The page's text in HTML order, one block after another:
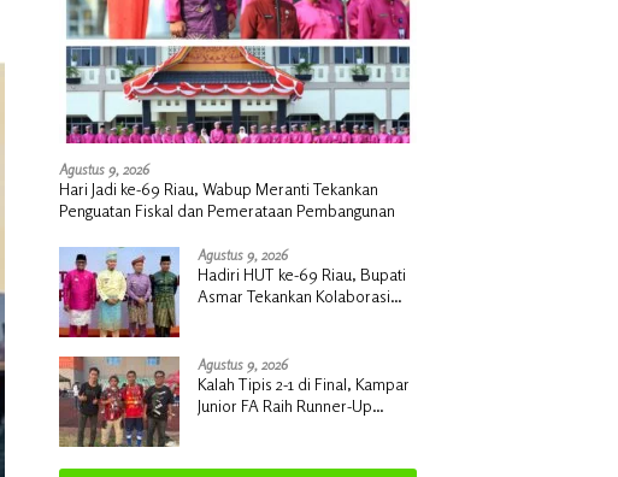
Agustus 9, 2026
Hari Jadi ke-69 Riau, Wabup Meranti Tekankan
Penguatan Fiskal dan Pemerataan Pembangunan
Agustus 9, 2026
Hadiri HUT ke-69 Riau, Bupati
Asmar Tekankan Kolaborasi
Agustus 9, 2026
Kalah Tipis 2-1 di Final, Kampar
Junior FA Raih Runner-Up